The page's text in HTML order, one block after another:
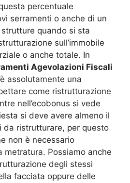
percentuale
serramenti o anche di un
quando si sta
sull’immobile
o anche totale. In
Agevolazioni Fiscali
assolutamente una
come ristrutturazione
nell’ecobonus si vede
si deve avere almeno il
da ristrutturare, per questo
non è necessario
metratura. Possiamo anche
degli stessi
facciata oppure delle